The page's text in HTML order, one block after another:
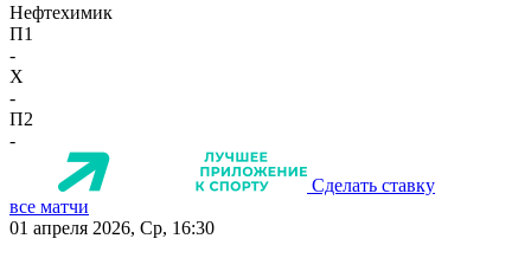
Нефтехимик
П1
-
X
-
П2
-
Сделать ставку
все матчи
01 апреля 2026, Ср, 16:30